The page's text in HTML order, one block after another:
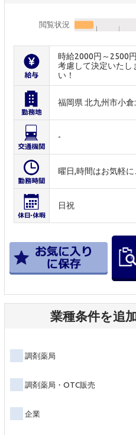
閲覧状況
時給2000円～2500
考慮して決定いたし
い！
福岡県 北九州市小
-
曜日,時間はお気軽
日祝
業種条件を追
調剤薬局
調剤薬局・OTC販売
企業